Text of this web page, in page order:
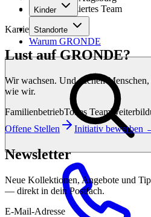
Kinder
Standorte
Warum GRONDE
Hochqualifiziertes Team
Karriere
Lust auf GRONDE?
Wir wachsen. Und suchen Menschen,
wie wir.
FamilienbetriebTolles Team
Offene Stellen
Initiativ bewerben
Newsletter
Neue Kollektionen, Angebote und
— direkt in dein Postfach.
E-Mail-Adresse